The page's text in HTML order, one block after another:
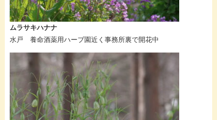
ムラサキハナナ
水戸 養命酒薬用ハーブ園近く事務所裏で開花中